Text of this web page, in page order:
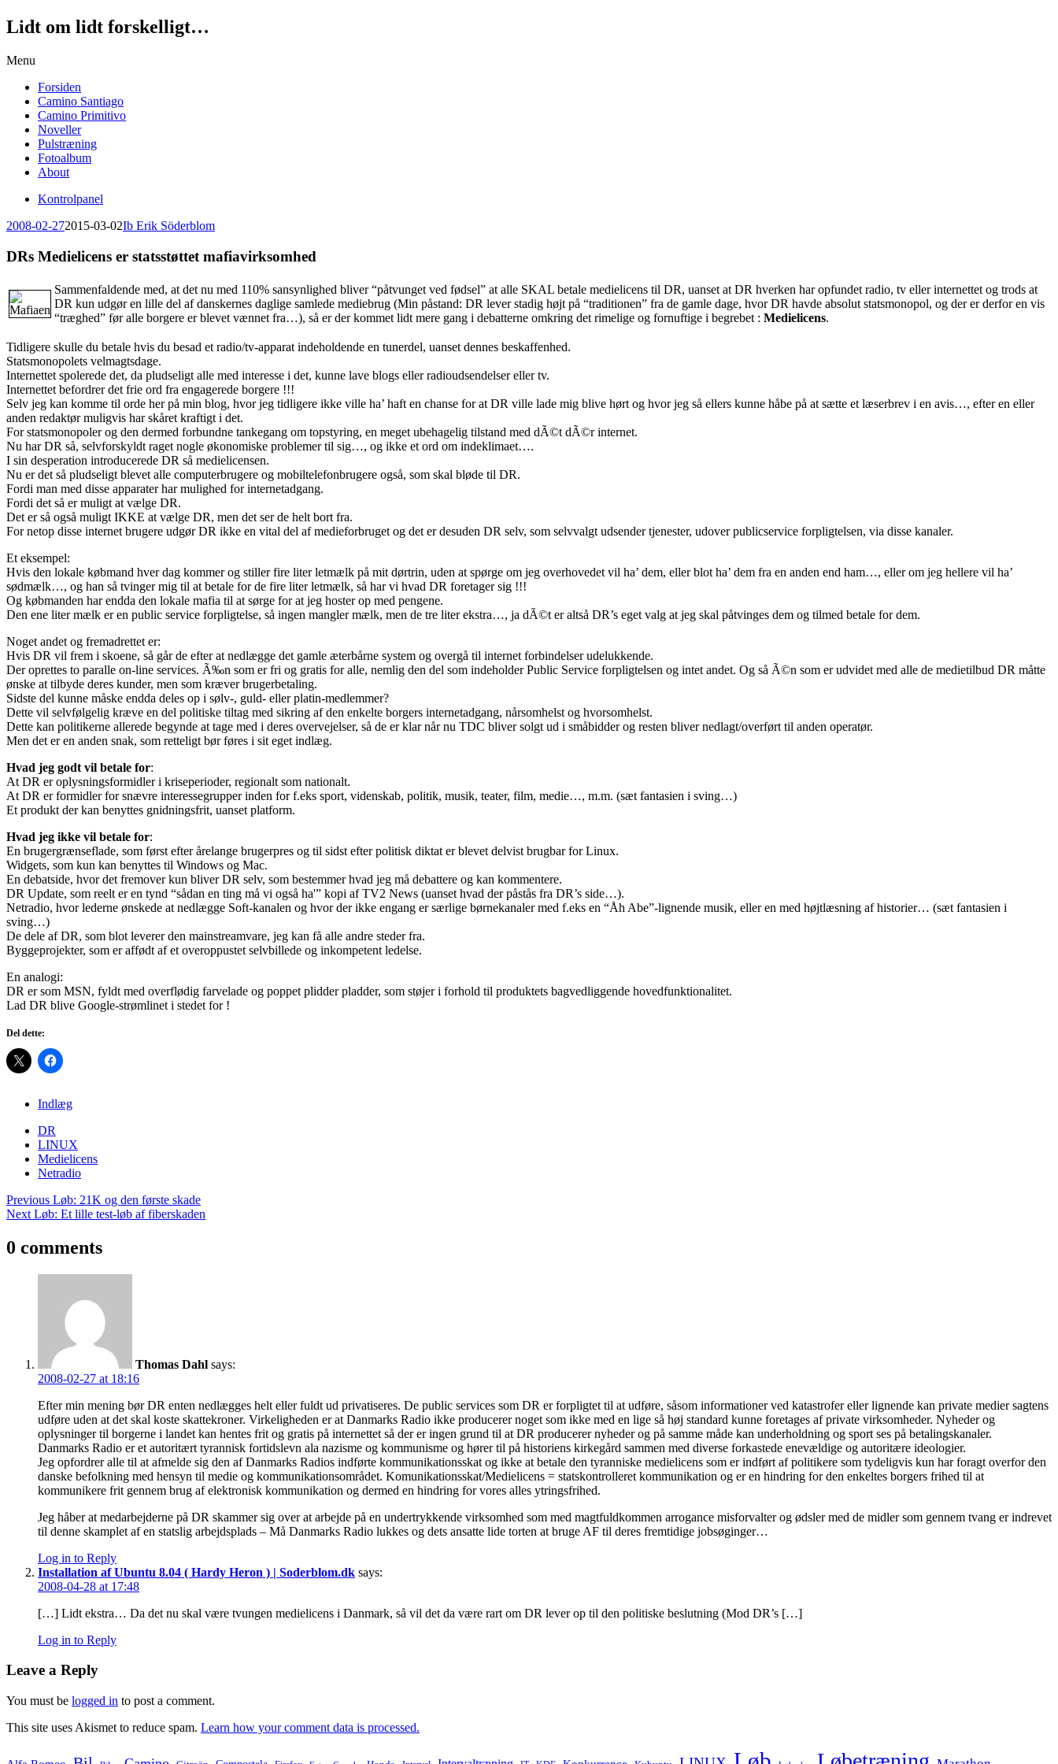
Lidt om lidt forskelligt…
Menu
content
Forsiden
Camino Santiago
Camino Primitivo
Noveller
Pulstræning
Fotoalbum
About
Kontrolpanel
2008-02-272015-03-02Ib Erik Söderblom
DRs Medielicens er statsstøttet mafiavirksomhed
Sammenfaldende med, at det nu med 110% sansynlighed bliver “påtvunget ved fødsel” at alle SKAL betale medielicens til DR, uanset at DR hverken har opfundet radio, tv eller internettet og trods at
DR kun udgør en lille del af danskernes daglige samlede mediebrug (Min påstand: DR lever stadig højt på “traditionen” fra de gamle dage, hvor DR havde absolut statsmonopol, og der er derfor en vis
“træghed” før alle borgere er blevet vænnet fra…), så er der kommet lidt mere gang i debatterne omkring det rimelige og fornuftige i begrebet : Medielicens.
Tidligere skulle du betale hvis du besad et radio/tv-apparat indeholdende en tunerdel, uanset dennes beskaffenhed.
Statsmonopolets velmagtsdage.
Internettet spolerede det, da pludseligt alle med interesse i det, kunne lave blogs eller radioudsendelser eller tv.
Internettet befordrer det frie ord fra engagerede borgere !!!
Selv jeg kan komme til orde her på min blog, hvor jeg tidligere ikke ville ha’ haft en chanse for at DR ville lade mig blive hørt og hvor jeg så ellers kunne håbe på at sætte et læserbrev i en avis…, efter en eller
anden redaktør muligvis har skåret kraftigt i det.
For statsmonopoler og den dermed forbundne tankegang om topstyring, en meget ubehagelig tilstand med dÃ©t dÃ©r internet.
Nu har DR så, selvforskyldt raget nogle økonomiske problemer til sig…, og ikke et ord om indeklimaet….
I sin desperation introducerede DR så medielicensen.
Nu er det så pludseligt blevet alle computerbrugere og mobiltelefonbrugere også, som skal bløde til DR.
Fordi man med disse apparater har mulighed for internetadgang.
Fordi det så er muligt at vælge DR.
Det er så også muligt IKKE at vælge DR, men det ser de helt bort fra.
For netop disse internet brugere udgør DR ikke en vital del af medieforbruget og det er desuden DR selv, som selvvalgt udsender tjenester, udover publicservice forpligtelsen, via disse kanaler.
Et eksempel:
Hvis den lokale købmand hver dag kommer og stiller fire liter letmælk på mit dørtrin, uden at spørge om jeg overhovedet vil ha’ dem, eller blot ha’ dem fra en anden end ham…, eller om jeg hellere vil ha’
sødmælk…, og han så tvinger mig til at betale for de fire liter letmælk, så har vi hvad DR foretager sig !!!
Og købmanden har endda den lokale mafia til at sørge for at jeg hoster op med pengene.
Den ene liter mælk er en public service forpligtelse, så ingen mangler mælk, men de tre liter ekstra…, ja dÃ©t er altså DR’s eget valg at jeg skal påtvinges dem og tilmed betale for dem.
Noget andet og fremadrettet er:
Hvis DR vil frem i skoene, så går de efter at nedlægge det gamle æterbårne system og overgå til internet forbindelser udelukkende.
Der oprettes to paralle on-line services. Ã‰n som er fri og gratis for alle, nemlig den del som indeholder Public Service forpligtelsen og intet andet. Og så Ã©n som er udvidet med alle de medietilbud DR måtte
ønske at tilbyde deres kunder, men som kræver brugerbetaling.
Sidste del kunne måske endda deles op i sølv-, guld- eller platin-medlemmer?
Dette vil selvfølgelig kræve en del politiske tiltag med sikring af den enkelte borgers internetadgang, nårsomhelst og hvorsomhelst.
Dette kan politikerne allerede begynde at tage med i deres overvejelser, så de er klar når nu TDC bliver solgt ud i småbidder og resten bliver nedlagt/overført til anden operatør.
Men det er en anden snak, som retteligt bør føres i sit eget indlæg.
Hvad jeg godt vil betale for:
At DR er oplysningsformidler i kriseperioder, regionalt som nationalt.
At DR er formidler for snævre interessegrupper inden for f.eks sport, videnskab, politik, musik, teater, film, medie…, m.m. (sæt fantasien i sving…)
Et produkt der kan benyttes gnidningsfrit, uanset platform.
Hvad jeg ikke vil betale for:
En brugergrænseflade, som først efter årelange brugerpres og til sidst efter politisk diktat er blevet delvist brugbar for Linux.
Widgets, som kun kan benyttes til Windows og Mac.
En debatside, hvor det fremover kun bliver DR selv, som bestemmer hvad jeg må debattere og kan kommentere.
DR Update, som reelt er en tynd “sådan en ting må vi også ha'” kopi af TV2 News (uanset hvad der påstås fra DR’s side…).
Netradio, hvor lederne ønskede at nedlægge Soft-kanalen og hvor der ikke engang er særlige børnekanaler med f.eks en “Åh Abe”-lignende musik, eller en med højtlæsning af historier… (sæt fantasien i
sving…)
De dele af DR, som blot leverer den mainstreamvare, jeg kan få alle andre steder fra.
Byggeprojekter, som er affødt af et overoppustet selvbillede og inkompetent ledelse.
En analogi:
DR er som MSN, fyldt med overflødig farvelade og poppet plidder pladder, som støjer i forhold til produktets bagvedliggende hovedfunktionalitet.
Lad DR blive Google-strømlinet i stedet for !
Del dette:
Indlæg
DR
LINUX
Medielicens
Netradio
Post
navigation
Previous Løb: 21K og den første skade
Next Løb: Et lille test-løb af fiberskaden
0 comments
Thomas Dahl says:
2008-02-27 at 18:16
Efter min mening bør DR enten nedlægges helt eller fuldt ud privatiseres. De public services som DR er forpligtet til at udføre, såsom informationer ved katastrofer eller lignende kan private medier sagtens
udføre uden at det skal koste skattekroner. Virkeligheden er at Danmarks Radio ikke producerer noget som ikke med en lige så høj standard kunne foretages af private virksomheder. Nyheder og
oplysninger til borgerne i landet kan hentes frit og gratis på internettet så der er ingen grund til at DR producerer nyheder og på samme måde kan underholdning og sport ses på betalingskanaler.
Danmarks Radio er et autoritært tyrannisk fortidslevn ala nazisme og kommunisme og hører til på historiens kirkegård sammen med diverse forkastede enevældige og autoritære ideologier.
Jeg opfordrer alle til at afmelde sig den af Danmarks Radios indførte kommunikationsskat og ikke at betale den tyranniske medielicens som er indført af politikere som tydeligvis kun har foragt overfor den
danske befolkning med hensyn til medie og kommunikationsområdet. Komunikationsskat/Medielicens = statskontrolleret kommunikation og er en hindring for den enkeltes borgers frihed til at
kommunikere frit gennem brug af elektronisk kommunikation og dermed en hindring for vores alles ytringsfrihed.
Jeg håber at medarbejderne på DR skammer sig over at arbejde på en undertrykkende virksomhed som med magtfuldkommen arrogance misforvalter og ødsler med de midler som gennem tvang er indrevet
til denne skamplet af en statslig arbejdsplads – Må Danmarks Radio lukkes og dets ansatte lide torten at bruge AF til deres fremtidige jobsøginger…
Log in to Reply
Installation af Ubuntu 8.04 ( Hardy Heron ) | Soderblom.dk says:
2008-04-28 at 17:48
[…] Lidt ekstra… Da det nu skal være tvungen medielicens i Danmark, så vil det da være rart om DR lever op til den politiske beslutning (Mod DR’s […]
Log in to Reply
Leave a Reply
You must be logged in to post a comment.
This site uses Akismet to reduce spam. Learn how your comment data is processed.